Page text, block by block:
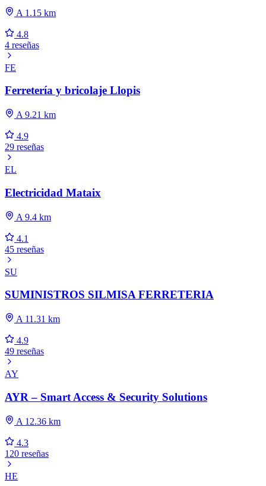
A 1.15 km
4.8
4 reseñas
FE
Ferretería y bricolaje Llopis
A 9.21 km
4.9
29 reseñas
EL
Electricidad Mataix
A 9.4 km
4.1
45 reseñas
SU
SUMINISTROS SILMISA FERRETERIA
A 11.31 km
4.9
49 reseñas
AY
AYR – Smart Access & Security Solutions
A 12.36 km
4.3
120 reseñas
HE